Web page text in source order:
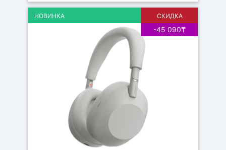
НОВИНКА СКИДКА
-45 090₸